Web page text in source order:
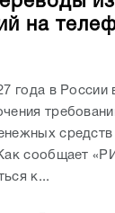
на
года в России
сообщает
к...